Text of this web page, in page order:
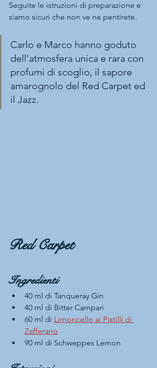
Seguite le istruzioni di preparazione e
siamo sicuri che non ve ne pentirete.
Carlo e Marco hanno goduto
dell'atmosfera unica e rara con
profumi di scoglio, il sapore
amarognolo del Red Carpet ed
il Jazz.
Red Carpet
Ingredienti
40 ml di Tanqueray Gin
40 ml di Bitter Campari
60 ml di Limoncello ai Pistilli di
Zafferano
90 ml di Schweppes Lemon